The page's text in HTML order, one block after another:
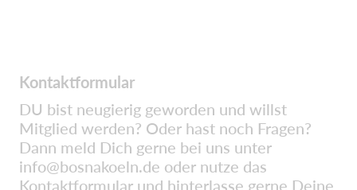
Kontaktformular
DU bist neugierig geworden und willst
Mitglied werden? Oder hast noch Fragen?
Dann meld Dich gerne bei uns unter
info@bosnakoeln.de oder nutze das
Kontaktformular und hinterlasse gerne Deine